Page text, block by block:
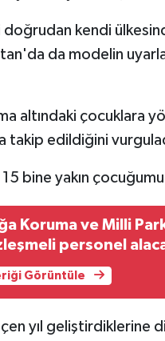
kendi
da modelin
altındaki çocuklara
takip edildiğini
bine yakın
Koruma ve Milli
personel
Görüntüle
yıl geliştirdiklerine